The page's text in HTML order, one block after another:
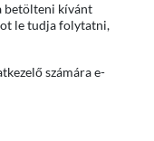
betölteni kívánt
le tudja folytatni,
számára e-